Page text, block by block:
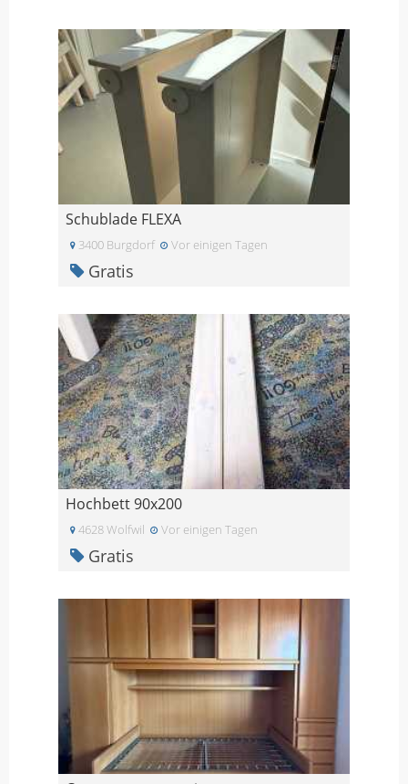
Schublade FLEXA
3400 Burgdorf Vor einigen Tagen
Gratis
Hochbett 90x200
4628 Wolfwil Vor einigen Tagen
Gratis